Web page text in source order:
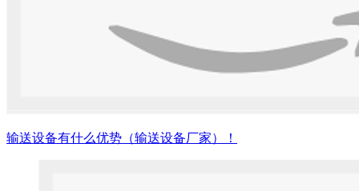
输送设备有什么优势（输送设备厂家）！